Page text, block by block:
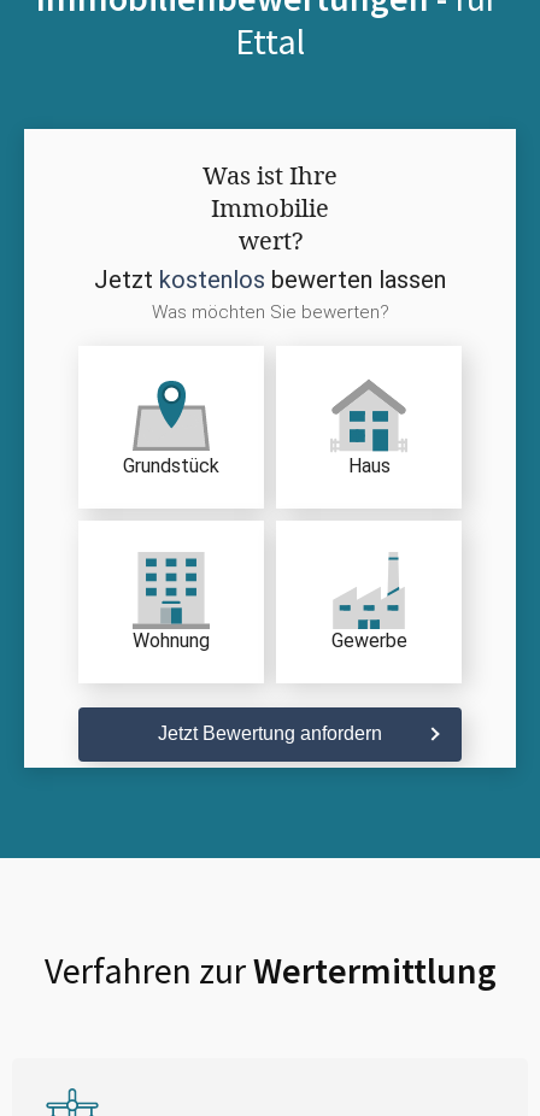
Ettal
Was ist Ihre
Immobilie
wert?
Jetzt kostenlos bewerten lassen
Was möchten Sie bewerten?
Grundstück Haus
Wohnung Gewerbe
Jetzt Bewertung anfordern
Verfahren zurWertermittlung